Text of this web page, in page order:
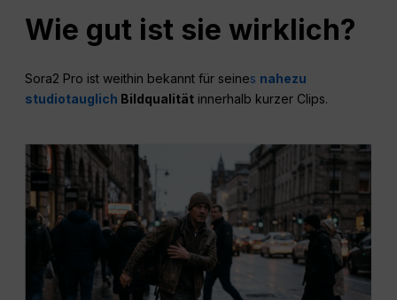
Wie gut ist sie wirklich?
Sora2 Pro ist weithin bekannt für seines nahezu
studiotauglich Bildqualität innerhalb kurzer Clips.